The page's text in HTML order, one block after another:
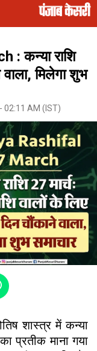
कन्या राशि
मिलेगा शुभ
02:11 AM (IST)
शास्त्र में कन्या
प्रतीक माना गया